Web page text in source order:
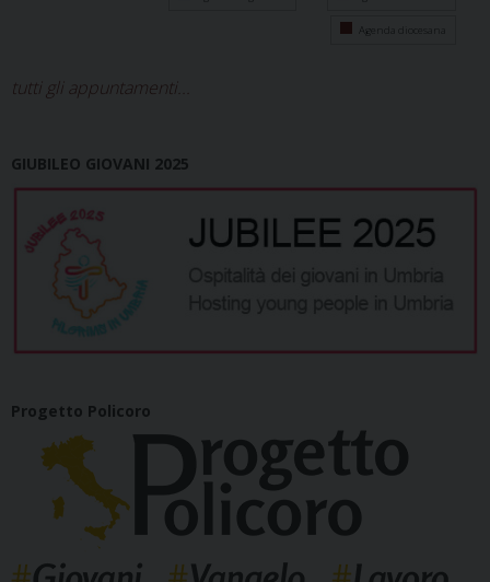
Agenda diocesana
tutti gli appuntamenti...
GIUBILEO GIOVANI 2025
Progetto Policoro